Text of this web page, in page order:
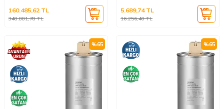
348.881,78TL
160.485,62 TL
16.256,40TL
5.689,74TL
%65 %65